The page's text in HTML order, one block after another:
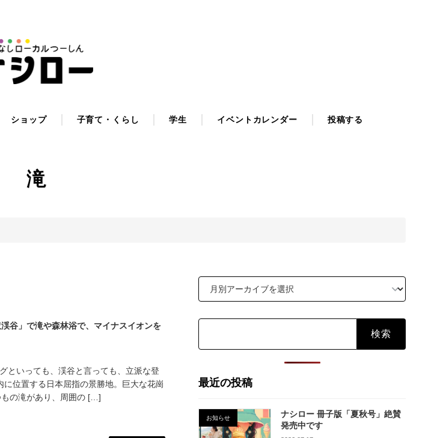
ショップ 子育て・くらし 学生 イベントカレンダー 投稿する
滝
谷」で滝や森林浴で、マイナスイオンを
といっても、渓谷と言っても、立派な登
位置する日本屈指の景勝地。巨大な花崗
の滝があり、周囲の […]
最近の投稿
お知らせ
ナシロー 冊子版「夏秋号」絶賛
発売中です